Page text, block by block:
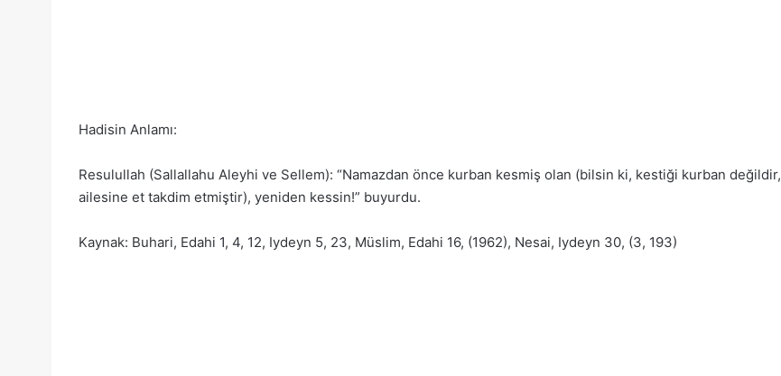
Hadisin Anlamı:
Resulullah (Sallallahu Aleyhi ve Sellem): “Namazdan önce kurban kesmiş olan (bilsin ki, kestiği kurban değildir,
ailesine et takdim etmiştir), yeniden kessin!” buyurdu.
Kaynak: Buhari, Edahi 1, 4, 12, Iydeyn 5, 23, Müslim, Edahi 16, (1962), Nesai, Iydeyn 30, (3, 193)